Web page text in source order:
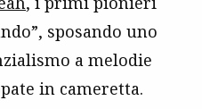
sposando uno
a melodie
in cameretta.